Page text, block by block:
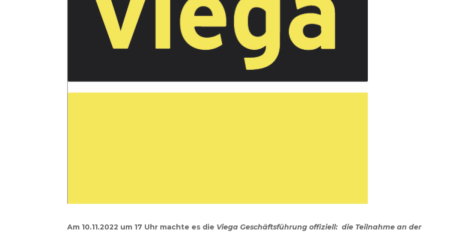
Am 10.11.2022 um 17 Uhr machte es die Viega Geschäftsführung offiziell: die Teilnahme an der